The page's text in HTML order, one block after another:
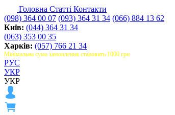
Головна Статті Контакти
(098) 364 00 07 (093) 364 31 34 (066) 884 13 62
Київ: (044) 364 31 34
(063) 353 00 35
Харків: (057) 766 21 34
Мінімальна сума замовлення становить 1000 грн
РУС
УКР
УКР